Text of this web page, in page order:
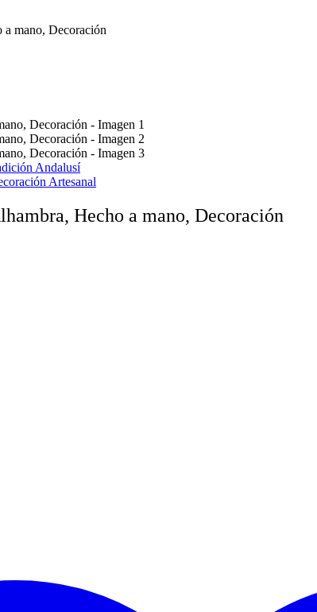
mano, Decoración
Andalusí
Artesanal
Hecho a mano, Decoración